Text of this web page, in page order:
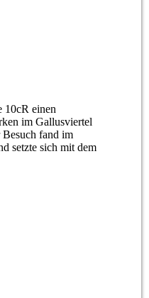
10cR einen
im Gallusviertel
fand im
setzte sich mit dem